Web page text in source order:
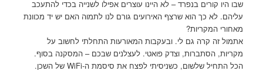
שבו היו קורים בנפרד – לא היינו עוצרים אפילו לשנייה בכדי להתעכב
עליהם. לא כך הוא שרצף האירועים גורם לנו לתמוה האם יש יד מכוונת
מאחורי המקריות?
אתמול זה קרה גם לי. ובעקבות המאורעות התחלתי לחשוב על
מקריות, הסתברות, וצדק פואטי. לעצלנים שבכם – המסקנה בסוף.
הכל התחיל שלשום, כשניסיתי לפצח את סיסמת ה-WiFi של השכן.